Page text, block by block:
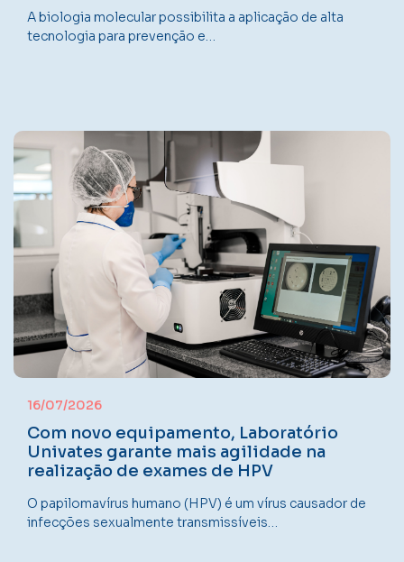
A biologia molecular possibilita a aplicação de alta
tecnologia para prevenção e…
16/07/2026
Com novo equipamento, Laboratório
Univates garante mais agilidade na
realização de exames de HPV
O papilomavírus humano (HPV) é um vírus causador de
infecções sexualmente transmissíveis…